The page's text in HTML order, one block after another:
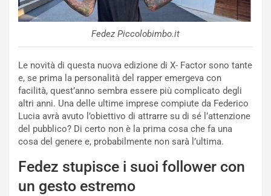
Fedez Piccolobimbo.it
Le novità di questa nuova edizione di X- Factor sono tante
e, se prima la personalità del rapper emergeva con
facilità, quest’anno sembra essere più complicato degli
altri anni. Una delle ultime imprese compiute da Federico
Lucia avrà avuto l’obiettivo di attrarre su di sé l’attenzione
del pubblico? Di certo non è la prima cosa che fa una
cosa del genere e, probabilmente non sarà l’ultima.
Fedez stupisce i suoi follower con
un gesto estremo